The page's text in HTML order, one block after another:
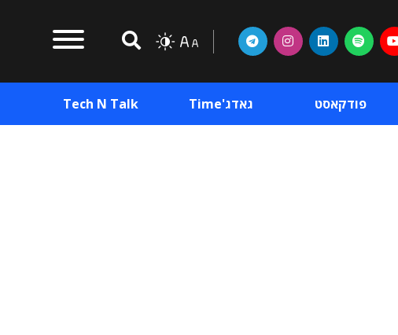
פודקאסט גאדג'Time Tech N Talk